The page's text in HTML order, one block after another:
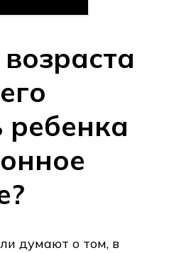
ребенка
думают о том, в